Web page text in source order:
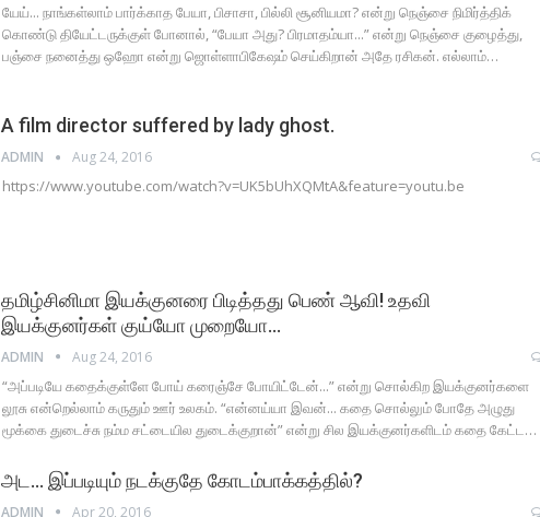
யேய்... நாங்கள்லாம் பார்க்காத பேயா, பிசாசா, பில்லி சூனியமா? என்று நெஞ்சை நிமிர்த்திக்
கொண்டு தியேட்டருக்குள் போனால், “பேயா அது? பிரமாதம்யா...” என்று நெஞ்சை குழைத்து,
பஞ்சை நனைத்து ஒஹோ என்று ஜொள்ளாபிகேஷம் செய்கிறான் அதே ரசிகன். எல்லாம்…
A film director suffered by lady ghost.
ADMIN Aug 24, 2016
https://www.youtube.com/watch?v=UK5bUhXQMtA&feature=youtu.be
தமிழ்சினிமா இயக்குனரை பிடித்தது பெண் ஆவி! உதவி
இயக்குனர்கள் குய்யோ முறையோ…
ADMIN Aug 24, 2016
“அப்படியே கதைக்குள்ளே போய் கரைஞ்சே போயிட்டேன்...” என்று சொல்கிற இயக்குனர்களை
லூசு என்றெல்லாம் கருதும் ஊர் உலகம். “என்னய்யா இவன்... கதை சொல்லும் போதே அழுது
மூக்கை துடைச்சு நம்ம சட்டையில துடைக்குறான்” என்று சில இயக்குனர்களிடம் கதை கேட்ட…
அட… இப்படியும் நடக்குதே கோடம்பாக்கத்தில்?
ADMIN Apr 20, 2016